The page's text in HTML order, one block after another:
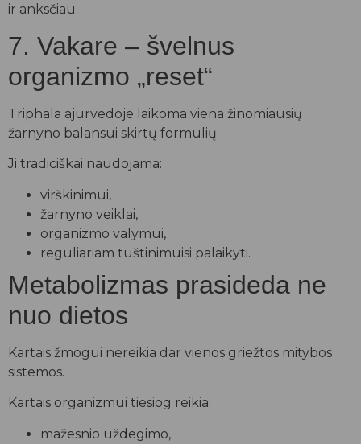
ir anksčiau.
7. Vakare – švelnus
organizmo „reset“
Triphala ajurvedoje laikoma viena žinomiausių
žarnyno balansui skirtų formulių.
Ji tradiciškai naudojama:
virškinimui,
žarnyno veiklai,
organizmo valymui,
reguliariam tuštinimuisi palaikyti.
Metabolizmas prasideda ne
nuo dietos
Kartais žmogui nereikia dar vienos griežtos mitybos
sistemos.
Kartais organizmui tiesiog reikia:
mažesnio uždegimo,